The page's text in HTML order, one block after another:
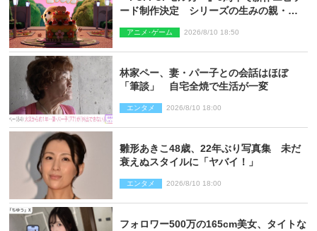
ード制作決定 シリーズの生みの親・見
アニメ･ゲーム 2026/8/10 18:50
林家ペー、妻・パー子との会話はほぼ
「筆談」 自宅全焼で生活が一変
エンタメ 2026/8/10 18:00
雛形あきこ48歳、22年ぶり写真集 未だ
衰えぬスタイルに「ヤバイ！」
エンタメ 2026/8/10 18:00
フォロワー500万の165cm美女、タイトな